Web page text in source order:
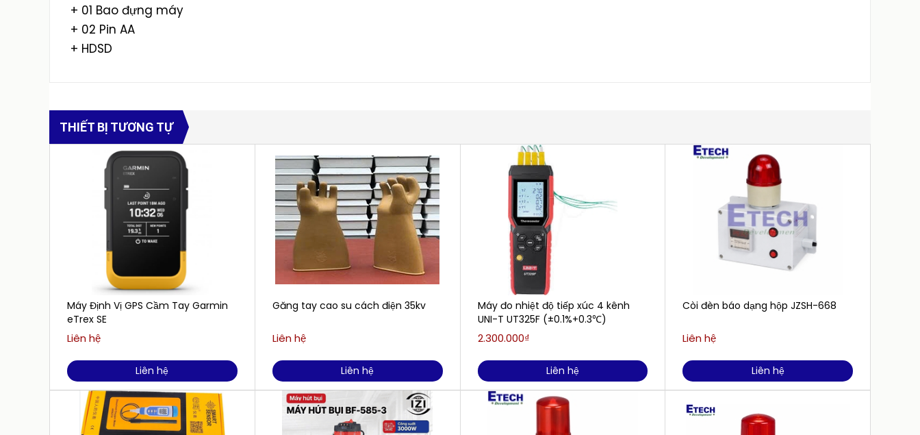
+ 01 Bao đựng máy
+ 02 Pin AA
+ HDSD
THIẾT BỊ TƯƠNG TỰ
Máy Định Vị GPS Cầm Tay Garmin
eTrex SE
Liên hệ
Liên hệ
Găng tay cao su cách điện 35kv
Liên hệ
Liên hệ
Máy đo nhiệt độ tiếp xúc 4 kênh
UNI-T UT325F (±0.1%+0.3℃)
2.300.000₫
Liên hệ
Còi đèn báo dạng hộp JZSH-668
Liên hệ
Liên hệ